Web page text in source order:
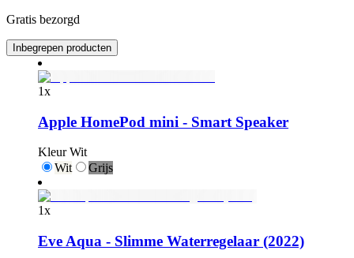
Gratis bezorgd
Inbegrepen producten
1x
Apple HomePod mini - Smart Speaker
Kleur Wit
Wit
Grijs
1x
Eve Aqua - Slimme Waterregelaar (2022)